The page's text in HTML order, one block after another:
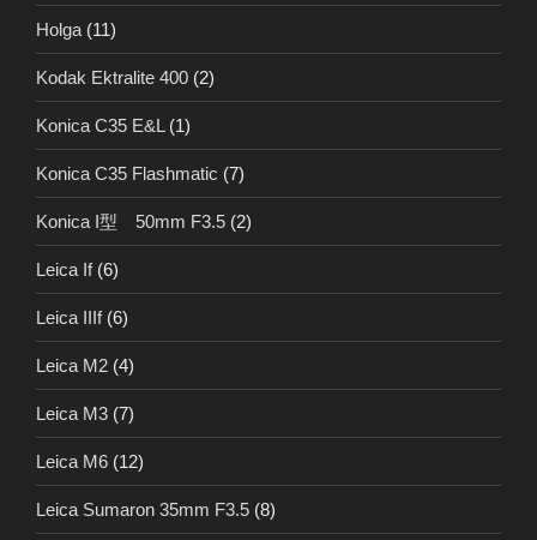
Holga (11)
Kodak Ektralite 400 (2)
Konica C35 E&L (1)
Konica C35 Flashmatic (7)
Konica I型 50mm F3.5 (2)
Leica If(6)
Leica IIIf(6)
Leica M2 (4)
Leica M3 (7)
Leica M6 (12)
Leica Sumaron 35mm F3.5 (8)